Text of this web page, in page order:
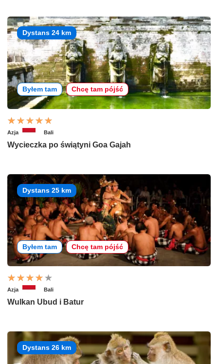
Dystans 24 km
Byłem tam Chcę tam pójść
Azja Bali
Wycieczka po świątyni Goa Gajah
Dystans 25 km
Byłem tam Chcę tam pójść
Azja Bali
Wulkan Ubud i Batur
Dystans 26 km